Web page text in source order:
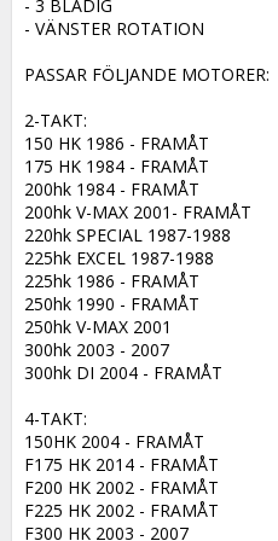
- 3 BLADIG
- VÄNSTER ROTATION
PASSAR FÖLJANDE MOTORER:
2-TAKT:
150 HK 1986 - FRAMÅT
175 HK 1984 - FRAMÅT
200hk 1984 - FRAMÅT
200hk V-MAX 2001- FRAMÅT
220hk SPECIAL 1987-1988
225hk EXCEL 1987-1988
225hk 1986 - FRAMÅT
250hk 1990 - FRAMÅT
250hk V-MAX 2001
300hk 2003 - 2007
300hk DI 2004 - FRAMÅT
4-TAKT:
150HK 2004 - FRAMÅT
F175 HK 2014 - FRAMÅT
F200 HK 2002 - FRAMÅT
F225 HK 2002 - FRAMÅT
F300 HK 2003 - 2007